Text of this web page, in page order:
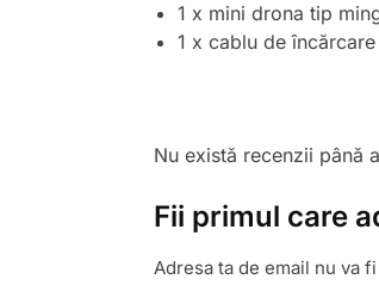
1 x mini drona tip
1 x cablu de încărcare
Nu există recenzii până
Fii primul care
Adresa ta de email nu va